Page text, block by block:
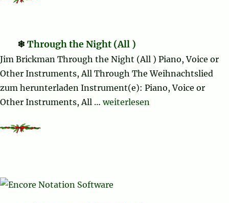
Through the Night (All )
Jim Brickman Through the Night (All ) Piano, Voice or
Other Instruments, All Through The Weihnachtslied
zum herunterladen Instrument(e): Piano, Voice or
Other Instruments, All …„Through the Night (All )“
weiterlesen